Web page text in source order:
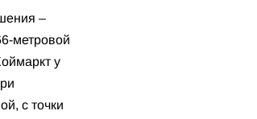
–
метровой
у
с точки